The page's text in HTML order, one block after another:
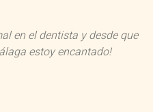
en el dentista y desde que
estoy encantado!